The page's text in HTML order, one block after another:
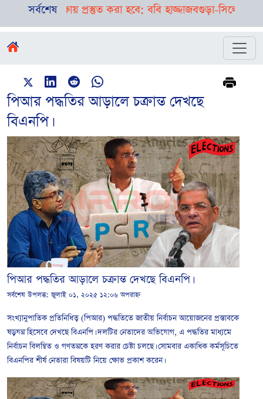
সর্বশেষ
শিক্ষায় প্রস্তুত করা হবে: ববি হাজ্জাজবগুড়া-সিলেটে পৃথক
পিআর পদ্ধতির আড়ালে চক্রান্ত দেখছে
বিএনপি।
পিআর পদ্ধতির আড়ালে চক্রান্ত দেখছে বিএনপি।
সর্বশেষ উপলব্ধ:জুলাই ০১, ২০২৫ ১২:০৬ অপরাহ্ন
সংখ্যানুপাতিক প্রতিনিধিত্ব (পিআর) পদ্ধতিতে জাতীয় নির্বাচন আয়োজনের প্রস্তাবকে
ষড়যন্ত্র হিসেবে দেখছে বিএনপি। দলটির নেতাদের অভিযোগ, এ পদ্ধতির মাধ্যমে
নির্বাচন বিলম্বিত ও গণতন্ত্রকে হরণ করার চেষ্টা চলছে। সোমবার একাধিক কর্মসূচিতে
বিএনপির শীর্ষ নেতারা বিষয়টি নিয়ে ক্ষোভ প্রকাশ করেন।